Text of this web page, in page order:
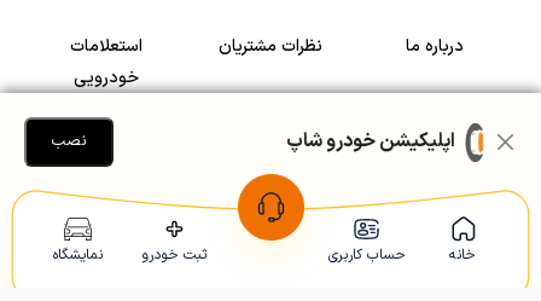
خانه حساب کاربری ثبت خودرو نمایشگاه
درباره ما نظرات مشتریان
استعلامات
خودرویی
سرمایه گذاری در
رضایت مشتریان
Copyright © 2005-2026 Khodroshop.ir
اپلیکیشن خودرو شاپ نصب